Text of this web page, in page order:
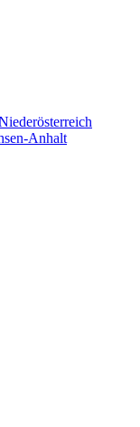
Anhalt